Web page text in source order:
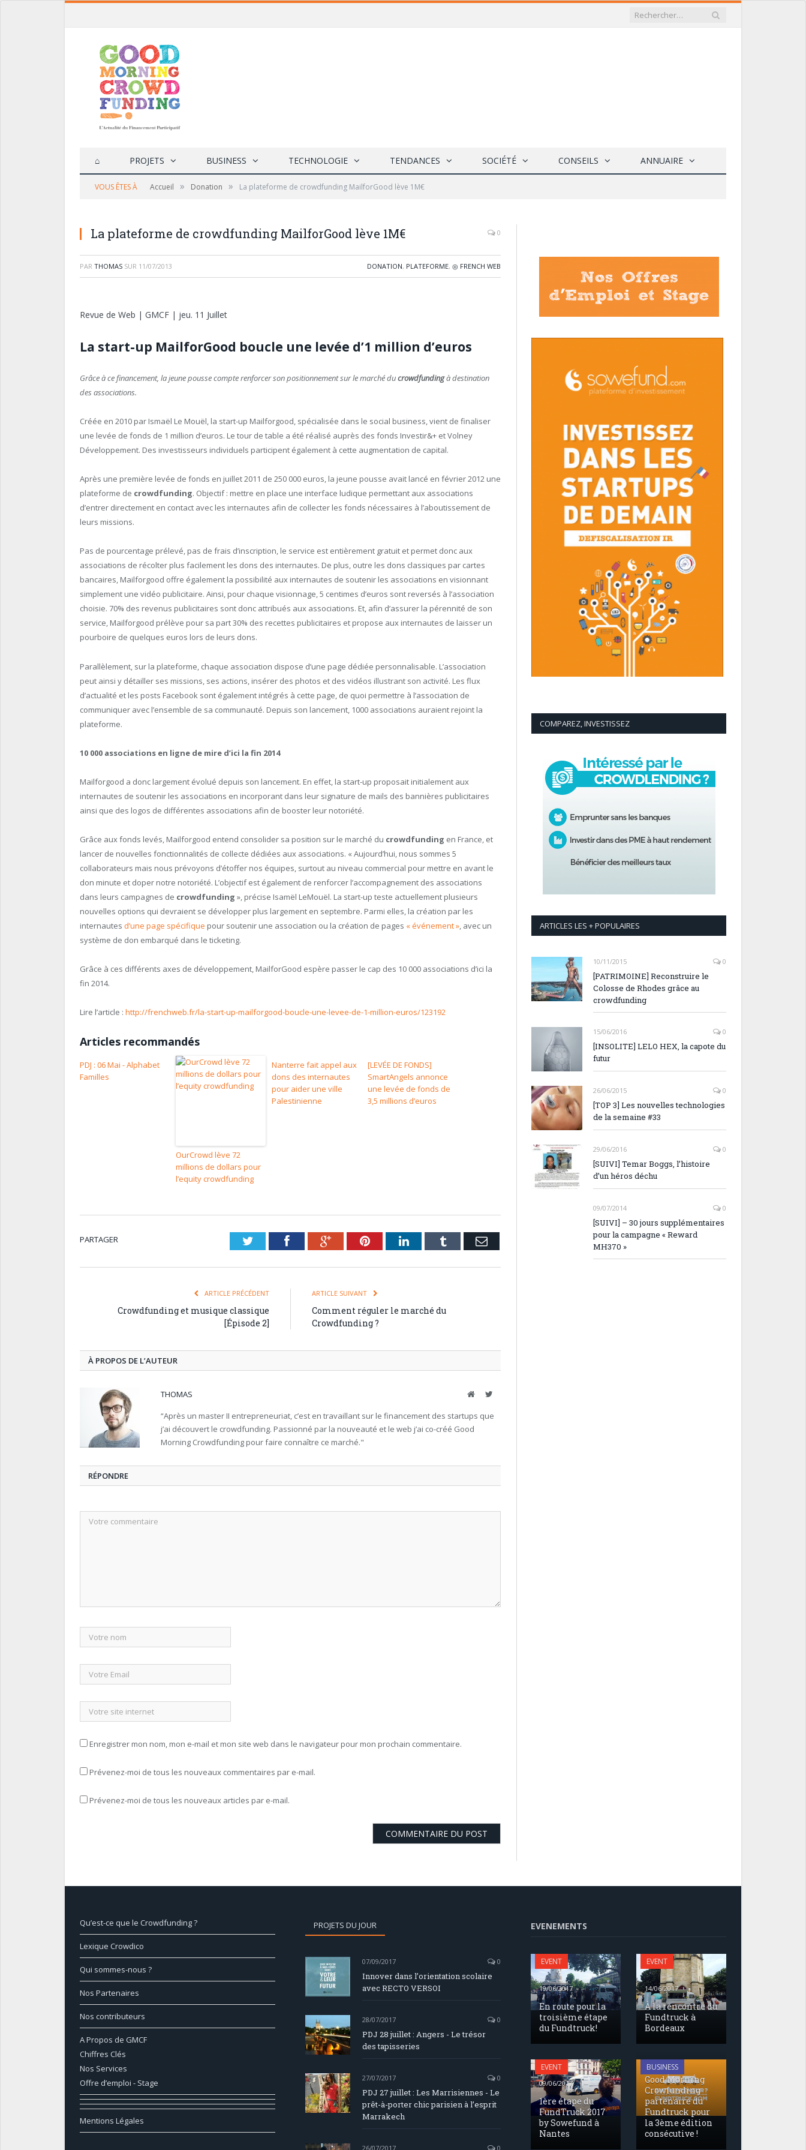
⌂ PROJETS BUSINESS TECHNOLOGIE TENDANCES SOCIÉTÉ CONSEILS ANNUAIRE
VOUS ÊTES À Accueil » Donation » La plateforme de crowdfunding MailforGood lève 1M€
La plateforme de crowdfunding MailforGood lève 1M€ 0
PAR THOMAS SUR 11/07/2013 DONATION, PLATEFORME, ◎ FRENCH WEB
Revue de Web | GMCF | jeu. 11 Juillet
La start-up MailforGood boucle une levée d’1 million d’euros
Grâce à ce financement, la jeune pousse compte renforcer son positionnement sur le marché ducrowdfundingà destination
des associations.
Créée en 2010 par Ismaël Le Mouël, la start-up Mailforgood, spécialisée dans le social business, vient de finaliser
une levée de fonds de 1 million d’euros. Le tour de table a été réalisé auprès des fonds Investir&+ et Volney
Développement. Des investisseurs individuels participent également à cette augmentation de capital.
Après une première levée de fonds en juillet 2011 de 250 000 euros, la jeune pousse avait lancé en février 2012 une
plateforme de crowdfunding. Objectif : mettre en place une interface ludique permettant aux associations
d’entrer directement en contact avec les internautes afin de collecter les fonds nécessaires à l’aboutissement de
leurs missions.
Pas de pourcentage prélevé, pas de frais d’inscription, le service est entièrement gratuit et permet donc aux
associations de récolter plus facilement les dons des internautes. De plus, outre les dons classiques par cartes
bancaires, Mailforgood offre également la possibilité aux internautes de soutenir les associations en visionnant
simplement une vidéo publicitaire. Ainsi, pour chaque visionnage, 5 centimes d’euros sont reversés à l’association
choisie. 70% des revenus publicitaires sont donc attribués aux associations. Et, afin d’assurer la pérennité de son
service, Mailforgood prélève pour sa part 30% des recettes publicitaires et propose aux internautes de laisser un
pourboire de quelques euros lors de leurs dons.
Parallèlement, sur la plateforme, chaque association dispose d’une page dédiée personnalisable. L’association
peut ainsi y détailler ses missions, ses actions, insérer des photos et des vidéos illustrant son activité. Les flux
d’actualité et les posts Facebook sont également intégrés à cette page, de quoi permettre à l’association de
communiquer avec l’ensemble de sa communauté. Depuis son lancement, 1000 associations auraient rejoint la
plateforme.
10 000 associations en ligne de mire d’ici la fin 2014
Mailforgood a donc largement évolué depuis son lancement. En effet, la start-up proposait initialement aux
internautes de soutenir les associations en incorporant dans leur signature de mails des bannières publicitaires
ainsi que des logos de différentes associations afin de booster leur notoriété.
Grâce aux fonds levés, Mailforgood entend consolider sa position sur le marché du crowdfunding en France, et
lancer de nouvelles fonctionnalités de collecte dédiées aux associations. « Aujourd’hui, nous sommes 5
collaborateurs mais nous prévoyons d’étoffer nos équipes, surtout au niveau commercial pour mettre en avant le
don minute et doper notre notoriété. L’objectif est également de renforcer l’accompagnement des associations
dans leurs campagnes de crowdfunding », précise Isamël LeMouël. La start-up teste actuellement plusieurs
nouvelles options qui devraient se développer plus largement en septembre. Parmi elles, la création par les
internautes d’une page spécifique pour soutenir une association ou la création de pages « événement », avec un
système de don embarqué dans le ticketing.
Grâce à ces différents axes de développement, MailforGood espère passer le cap des 10 000 associations d’ici la
fin 2014.
Lire l’article : http://frenchweb.fr/la-start-up-mailforgood-boucle-une-levee-de-1-million-euros/123192
Articles recommandés
PDJ : 06 Mai - Alphabet
Familles
OurCrowd lève 72
millions de dollars pour
l’equity crowdfunding
Nanterre fait appel aux
dons des internautes
pour aider une ville
Palestinienne
[LEVÉE DE FONDS]
SmartAngels annonce
une levée de fonds de
3,5 millions d’euros
PARTAGER TwitterFacebookGoogle+PinterestLinkedInTumblr Email
ARTICLE PRÉCÉDENT
Crowdfunding et musique classique
[Épisode 2]
ARTICLE SUIVANT
Comment réguler le marché du
Crowdfunding ?
À PROPOS DE L’AUTEUR
THOMAS
Site Twitter
“Après un master II entrepreneuriat, c’est en travaillant sur le financement des startups que
j’ai découvert le crowdfunding. Passionné par la nouveauté et le web j’ai co-créé Good
Morning Crowdfunding pour faire connaître ce marché."
RÉPONDRE
Enregistrer mon nom, mon e-mail et mon site web dans le navigateur pour mon prochain commentaire.
Prévenez-moi de tous les nouveaux commentaires par e-mail.
Prévenez-moi de tous les nouveaux articles par e-mail.
COMPAREZ, INVESTISSEZ
ARTICLES LES + POPULAIRES
10/11/2015 0
[PATRIMOINE] Reconstruire le
Colosse de Rhodes grâce au
crowdfunding
15/06/2016 0
[INSOLITE] LELO HEX, la capote du
futur
26/06/2015 0
[TOP 3] Les nouvelles technologies
de la semaine #33
29/06/2016 0
[SUIVI] Temar Boggs, l’histoire
d’un héros déchu
09/07/2014 0
[SUIVI] – 30 jours supplémentaires
pour la campagne « Reward
MH370 »
Qu’est-ce que le Crowdfunding ?
Lexique Crowdico
Qui sommes-nous ?
Nos Partenaires
Nos contributeurs
A Propos de GMCF
Chiffres Clés
Nos Services
Offre d’emploi - Stage
Mentions Légales
PROJETS DU JOUR
07/09/2017 0
Innover dans l’orientation scolaire
avec RECTO VERSOI
28/07/2017 0
PDJ 28 juillet : Angers - Le trésor
des tapisseries
27/07/2017 0
PDJ 27 juillet : Les Marrisiennes - Le
prêt-à-porter chic parisien à l’esprit
Marrakech
26/07/2017 0
EVENEMENTS
EVENT
19/06/2017
En route pour la
troisième étape
du Fundtruck!
EVENT
14/06/2017
À la rencontre du
Fundtruck à
Bordeaux
EVENT
09/06/2017
1ère étape du
FundTruck 2017
by Sowefund à
Nantes
BUSINESS
17/05/2017
Good Morning
Crowfunding
partenaire du
Fundtruck pour
la 3ème édition
consécutive !